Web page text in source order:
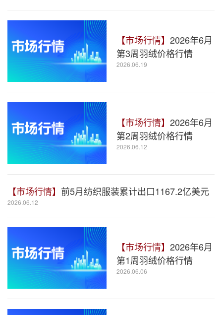
【市场行情】 2026年6月
第3周羽绒价格行情
2026.06.19
【市场行情】 2026年6月
第2周羽绒价格行情
2026.06.12
【市场行情】 前5月纺织服装累计出口1167.2亿美元
2026.06.12
【市场行情】 2026年6月
第1周羽绒价格行情
2026.06.06